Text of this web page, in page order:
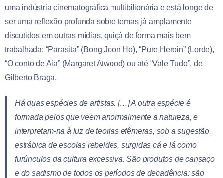
uma indústria cinematográfica multibilionária e está longe de
ser uma reflexão profunda sobre temas já amplamente
discutidos em outras mídias, quiçá de forma mais bem
trabalhada: “Parasita” (Bong Joon Ho), “Pure Heroin” (Lorde),
“O conto de Aia” (Margaret Atwood) ou até “Vale Tudo”, de
Gilberto Braga.
Há duas espécies de artistas. […] A outra espécie é
formada pelos que veem anormalmente a natureza, e
interpretam-na à luz de teorias efêmeras, sob a sugestão
estrábica de escolas rebeldes, surgidas cá e lá como
furúnculos da cultura excessiva. São produtos de cansaço
e do sadismo de todos os períodos de decadência: são